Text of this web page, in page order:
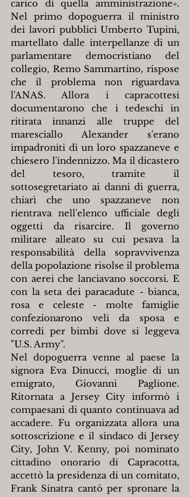
carico di quella amministrazione».
Nel primo dopoguerra il ministro
dei lavori pubblici Umberto Tupini,
martellato dalle interpellanze di un
parlamentare democristiano del
collegio, Remo Sammartino, rispose
che il problema non riguardava
l'ANAS. Allora i capracottesi
documentarono che i tedeschi in
ritirata innanzi alle truppe del
maresciallo Alexander s'erano
impadroniti di un loro spazzaneve e
chiesero l'indennizzo. Ma il dicastero
del tesoro, tramite il
sottosegretariato ai danni di guerra,
chiarì che uno spazzaneve non
rientrava nell'elenco ufficiale degli
oggetti da risarcire. Il governo
militare alleato su cui pesava la
responsabilità della sopravvivenza
della popolazione risolse il problema
con aerei che lanciavano soccorsi. E
con la seta dei paracadute - bianca,
rosa e celeste - molte famiglie
confezionarono veli da sposa e
corredi per bimbi dove si leggeva
"U.S. Army".
Nel dopoguerra venne al paese la
signora Eva Dinucci, moglie di un
emigrato, Giovanni Paglione.
Ritornata a Jersey City informò i
compaesani di quanto continuava ad
accadere. Fu organizzata allora una
sottoscrizione e il sindaco di Jersey
City, John V. Kenny, poi nominato
cittadino onorario di Capracotta,
accettò la presidenza di un comitato,
Frank Sinatra cantò per spronare la